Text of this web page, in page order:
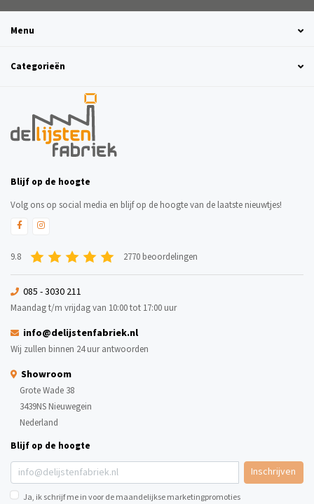
Menu
Categorieën
Blijf op de hoogte
Volg ons op social media en blijf op de hoogte van de laatste nieuwtjes!
9.8 2770 beoordelingen
085 - 3030 211
Maandag t/m vrijdag van 10:00 tot 17:00 uur
info@delijstenfabriek.nl
Wij zullen binnen 24 uur antwoorden
Showroom
Grote Wade 38
3439NS Nieuwegein
Nederland
Blijf op de hoogte
Inschrijven
Ja, ik schrijf me in voor de maandelijkse marketingpromoties